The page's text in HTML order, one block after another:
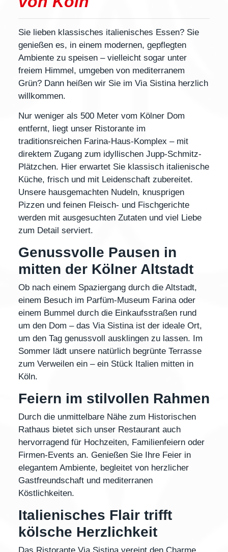
Sie lieben klassisches italienisches Essen? Sie
genießen es, in einem modernen, gepflegten
Ambiente zu speisen – vielleicht sogar unter
freiem Himmel, umgeben von mediterranem
Grün? Dann heißen wir Sie im Via Sistinaherzlich
willkommen.
Nur weniger als 500 Meter vom Kölner Dom
entfernt, liegt unser Ristorante im
traditionsreichen Farina-Haus-Komplex – mit
direktem Zugang zum idyllischen Jupp-Schmitz-
Plätzchen. Hier erwartet Sie klassisch italienische
Küche, frisch und mit Leidenschaft zubereitet.
Unsere hausgemachten Nudeln, knusprigen
Pizzen und feinen Fleisch- und Fischgerichte
werden mit ausgesuchten Zutaten und viel Liebe
zum Detail serviert.
Genussvolle Pausen in
mitten der Kölner Altstadt
Ob nach einem Spaziergang durch die Altstadt,
einem Besuch im Parfüm-Museum Farinaoder
einem Bummel durch die Einkaufsstraßen rund
um den Dom – das Via Sistinaist der ideale Ort,
um den Tag genussvoll ausklingen zu lassen. Im
Sommer lädt unsere natürlich begrünte Terrasse
zum Verweilen ein – ein Stück Italien mitten in
Köln.
Feiern im stilvollen Rahmen
Durch die unmittelbare Nähe zum Historischen
Rathaus bietet sich unser Restaurant auch
hervorragend für Hochzeiten, Familienfeiern oder
Firmen-Events an. Genießen Sie Ihre Feier in
elegantem Ambiente, begleitet von herzlicher
Gastfreundschaft und mediterranen
Köstlichkeiten.
Italienisches Flair trifft
kölsche Herzlichkeit